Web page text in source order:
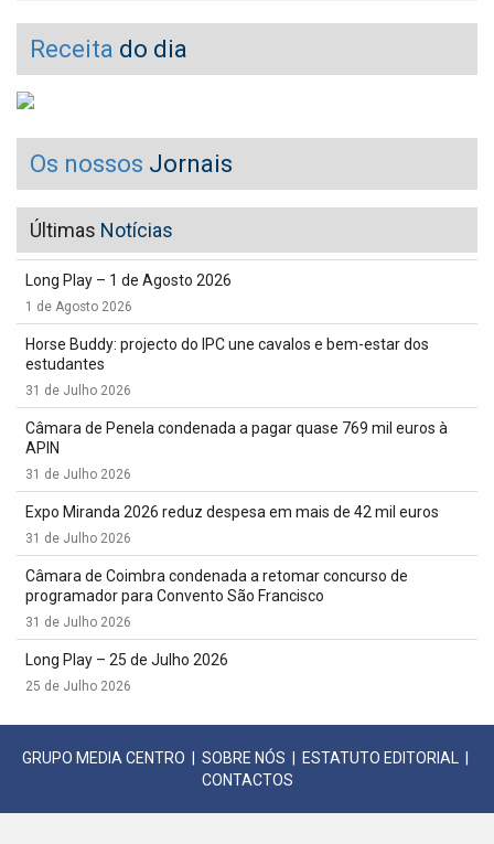
Receita do dia
Os nossos Jornais
Últimas Notícias
Long Play – 1 de Agosto 2026
1 de Agosto 2026
Horse Buddy: projecto do IPC une cavalos e bem-estar dos
estudantes
31 de Julho 2026
Câmara de Penela condenada a pagar quase 769 mil euros à
APIN
31 de Julho 2026
Expo Miranda 2026 reduz despesa em mais de 42 mil euros
31 de Julho 2026
Câmara de Coimbra condenada a retomar concurso de
programador para Convento São Francisco
31 de Julho 2026
Long Play – 25 de Julho 2026
25 de Julho 2026
GRUPO MEDIA CENTRO SOBRE NÓS ESTATUTO EDITORIAL
CONTACTOS